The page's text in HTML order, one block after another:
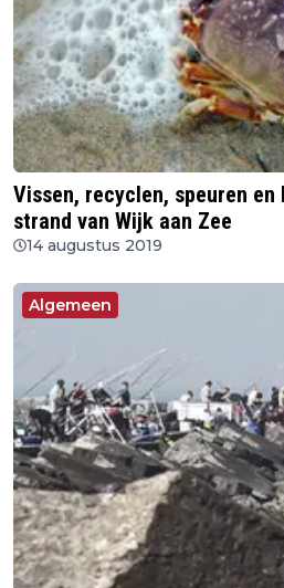
Vissen, recyclen, speuren
strand van Wijk aan Zee
14 augustus 2019
Algemeen